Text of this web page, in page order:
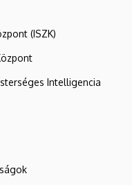
(ISZK)
Intelligencia